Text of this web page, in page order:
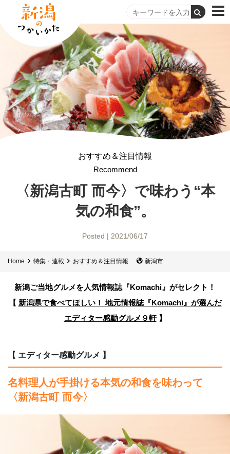
おすすめ＆注目情報
Recommend
〈新潟古町 而今〉で味わう“本
気の和食”。
Posted | 2021/06/17
Home 特集・連載 おすすめ＆注目情報 新潟市
新潟ご当地グルメを人気情報誌 『Komachi』がセレクト！
【 新潟県で食べてほしい！地元情報誌『Komachi』が選んだ
エディター感動グルメ９軒】
【 エディター感動グルメ 】
名料理人が手掛ける本気の和食を味わって
〈新潟古町 而今〉